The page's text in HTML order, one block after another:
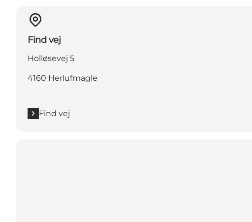
Find vej
Holløsevej 5
4160 Herlufmagle
Find vej